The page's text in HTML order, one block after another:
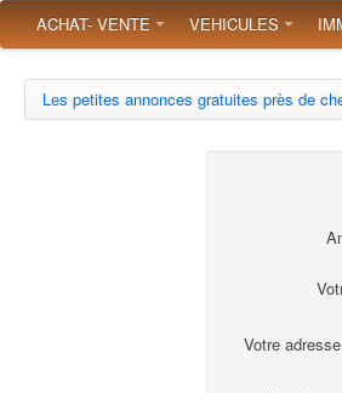
ACHAT- VENTE VEHICULES
Les petites annonces gratuites près de
Votre